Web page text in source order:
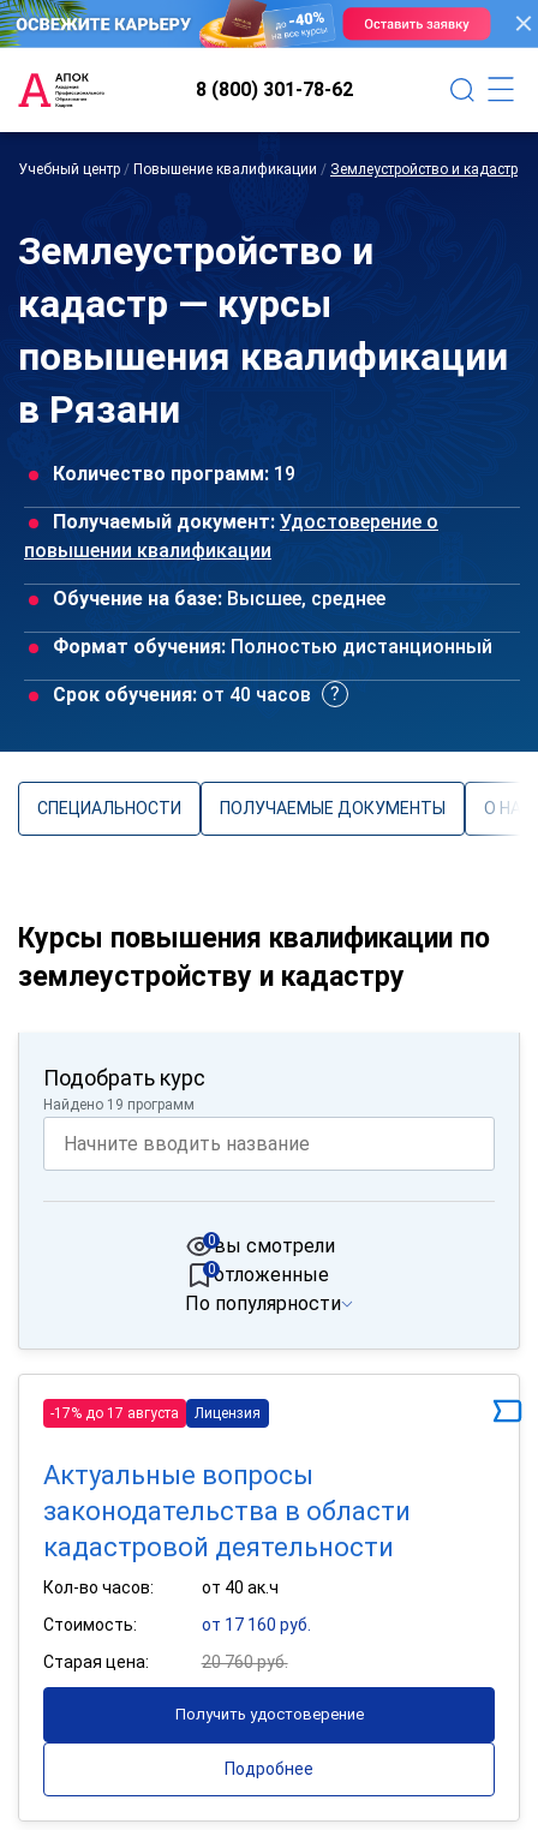
8 (800) 301-78-62
Учебный центр / Повышение квалификации / Землеустройство и кадастр
Землеустройство и
кадастр — курсы
повышения квалификации
в Рязани
Количество программ: 19
Получаемый документ: Удостоверение о
повышении квалификации
Обучение на базе: Высшее, среднее
Формат обучения: Полностью дистанционный
Срок обучения: от 40 часов
СПЕЦИАЛЬНОСТИ ПОЛУЧАЕМЫЕ ДОКУМЕНТЫ О
Курсы повышения квалификации по
землеустройству и кадастру
Подобрать курс
Найдено 19 программ
вы смотрели
0
отложенные
0
По популярности
-17% до 17 августа Лицензия
Актуальные вопросы
законодательства в области
кадастровой деятельности
Кол-во часов:
от 40 ак.ч
Стоимость:
от 17 160 руб.
Старая цена:
20 760 руб.
Получить удостоверение
Подробнее